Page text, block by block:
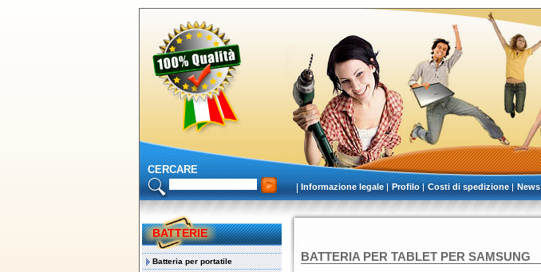
CERCARE
BATTERIE
Batteria per portatile
BATTERIA PER TABLET PER SAMSUNG
Informazione legale Profilo Costi di spedizione News